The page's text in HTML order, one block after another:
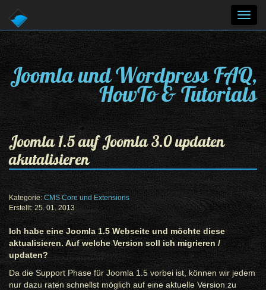
Joomla und Wordpress FAQ,
HowTo & Tutorials
Joomla 1.5 auf Joomla 3.0 updaten
akutalisieren
Kategorie:CMS Core und Extensions
Erstellt: 25. 01. 2013
Ich habe eine Joomla 1.5 Webseite und möchte diese
aktualisieren. Auf welche Version soll ich migrieren /
updaten?
Da die Support Phase für Joomla 1.5 vorbei ist, können wir jedem
nur dazu raten schnellst möglich auf eine aktuelle Version zu